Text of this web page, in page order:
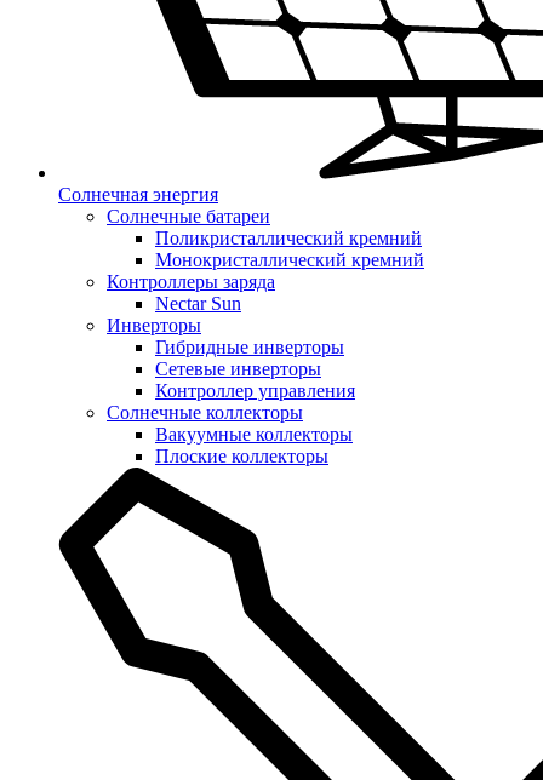
Солнечная энергия
Солнечные батареи
Поликристаллический кремний
Монокристаллический кремний
Контроллеры заряда
Nectar Sun
Инверторы
Гибридные инверторы
Сетевые инверторы
Контроллер управления
Солнечные коллекторы
Вакуумные коллекторы
Плоские коллекторы